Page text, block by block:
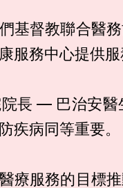
基督教聯合醫
服務中心提供服
長 — 巴治安
疾病同等重要。
療服務的目標